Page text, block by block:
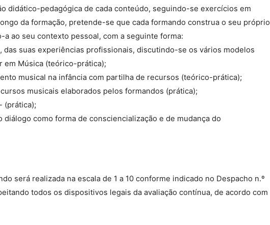
didático-pedagógica de cada conteúdo, seguindo-se exercícios em
da formação, pretende-se que cada formando construa o seu próprio
ao seu contexto pessoal, com a seguinte forma:
das suas experiências profissionais, discutindo-se os vários modelos
Música (teórico-prática);
musical na infância com partilha de recursos (teórico-prática);
musicais elaborados pelos formandos (prática);
(prática);
diálogo como forma de consciencialização e de mudança do
será realizada na escala de 1 a 10 conforme indicado no Despacho n.º
todos os dispositivos legais da avaliação contínua, de acordo com